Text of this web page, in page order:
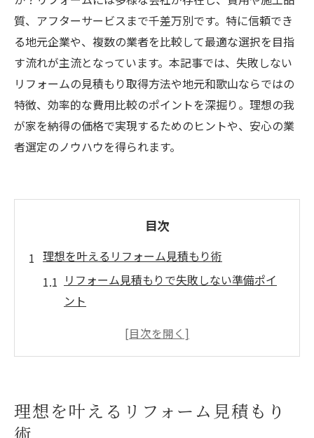
質、アフターサービスまで千差万別です。特に信頼でき
る地元企業や、複数の業者を比較して最適な選択を目指
す流れが主流となっています。本記事では、失敗しない
リフォームの見積もり取得方法や地元和歌山ならではの
特徴、効率的な費用比較のポイントを深掘り。理想の我
が家を納得の価格で実現するためのヒントや、安心の業
者選定のノウハウを得られます。
目次
理想を叶えるリフォーム見積もり術
リフォーム見積もりで失敗しない準備ポイ
ント
理想の住まい実現へ必要なリフォーム相談
安心して依頼できるリフォーム業者選びの
理想を叶えるリフォーム見積もり